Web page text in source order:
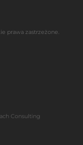
prawa zastrzeżone.
Consulting